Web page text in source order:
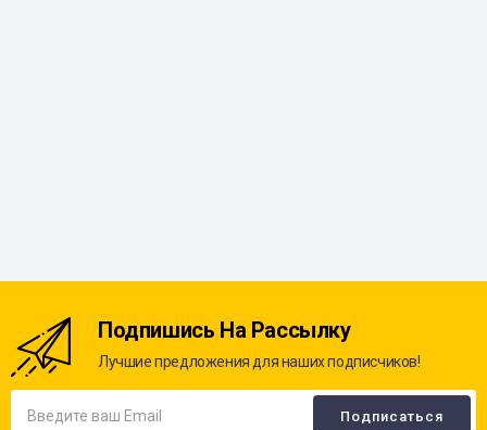
Подпишись На Рассылку
Лучшие предложения для наших подписчиков!